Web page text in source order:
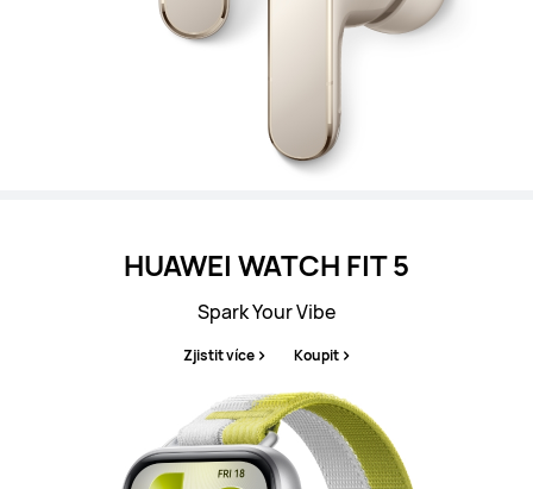
HUAWEI WATCH FIT 5
Spark Your Vibe
Zjistit více Koupit